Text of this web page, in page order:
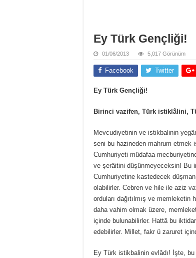
Ey Türk Gençliği!
01/06/2013 5,017 Görünüm
Facebook Twitter
Ey Türk Gençliği!
Birinci vazifen, Türk istiklâlini,
Mevcudiyetinin ve istikbalinin
seni bu hazineden mahrum etmek
Cumhuriyeti müdafaa
ve şerâitini düşünmeyeceksin! Bu
Cumhuriyetine kastedecek
olabilirler. Cebren ve hile ile aziz
orduları dağıtılmış ve
daha vahim olmak üzere,
içinde bulunabilirler. Hattâ bu
edebilirler. Millet, fakr ü zaruret
Ey Türk istikbalinin evlâdı! İşte,